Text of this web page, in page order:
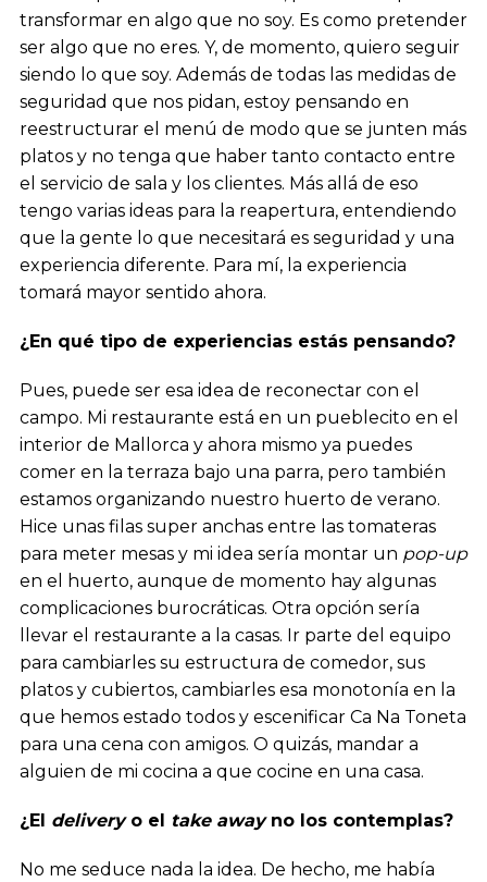
transformar en algo que no soy. Es como pretender
ser algo que no eres. Y, de momento, quiero seguir
siendo lo que soy. Además de todas las medidas de
seguridad que nos pidan, estoy pensando en
reestructurar el menú de modo que se junten más
platos y no tenga que haber tanto contacto entre
el servicio de sala y los clientes. Más allá de eso
tengo varias ideas para la reapertura, entendiendo
que la gente lo que necesitará es seguridad y una
experiencia diferente. Para mí, la experiencia
tomará mayor sentido ahora.
¿En qué tipo de experiencias estás pensando?
Pues, puede ser esa idea de reconectar con el
campo. Mi restaurante está en un pueblecito en el
interior de Mallorca y ahora mismo ya puedes
comer en la terraza bajo una parra, pero también
estamos organizando nuestro huerto de verano.
Hice unas filas super anchas entre las tomateras
para meter mesas y mi idea sería montar un pop-up
en el huerto, aunque de momento hay algunas
complicaciones burocráticas. Otra opción sería
llevar el restaurante a la casas. Ir parte del equipo
para cambiarles su estructura de comedor, sus
platos y cubiertos, cambiarles esa monotonía en la
que hemos estado todos y escenificar Ca Na Toneta
para una cena con amigos. O quizás, mandar a
alguien de mi cocina a que cocine en una casa.
¿El deliveryo el take awayno los contemplas?
No me seduce nada la idea. De hecho, me había